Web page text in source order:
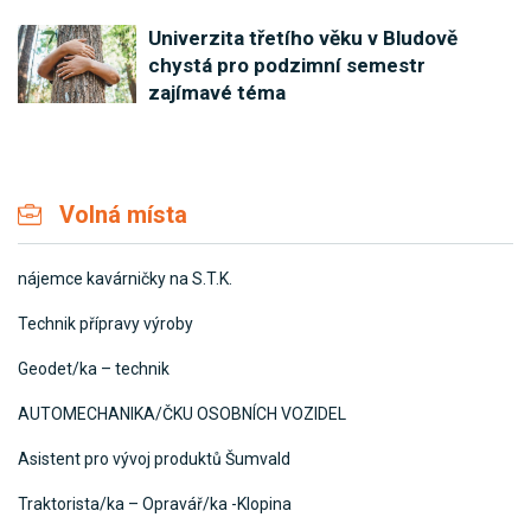
Univerzita třetího věku v Bludově
chystá pro podzimní semestr
zajímavé téma
Volná místa
nájemce kavárničky na S.T.K.
Technik přípravy výroby
Geodet/ka – technik
AUTOMECHANIKA/ČKU OSOBNÍCH VOZIDEL
Asistent pro vývoj produktů Šumvald
Traktorista/ka – Opravář/ka -Klopina